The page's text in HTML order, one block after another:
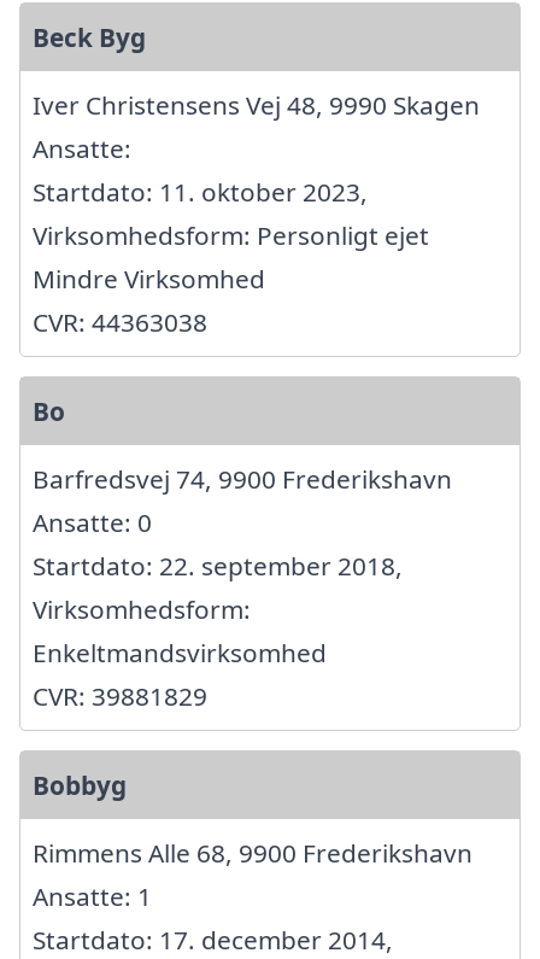
Beck Byg
Iver Christensens Vej 48, 9990 Skagen
Ansatte:
Startdato: 11. oktober 2023,
Virksomhedsform: Personligt ejet
Mindre Virksomhed
CVR: 44363038
Bo
Barfredsvej 74, 9900 Frederikshavn
Ansatte: 0
Startdato: 22. september 2018,
Virksomhedsform:
Enkeltmandsvirksomhed
CVR: 39881829
Bobbyg
Rimmens Alle 68, 9900 Frederikshavn
Ansatte: 1
Startdato: 17. december 2014,